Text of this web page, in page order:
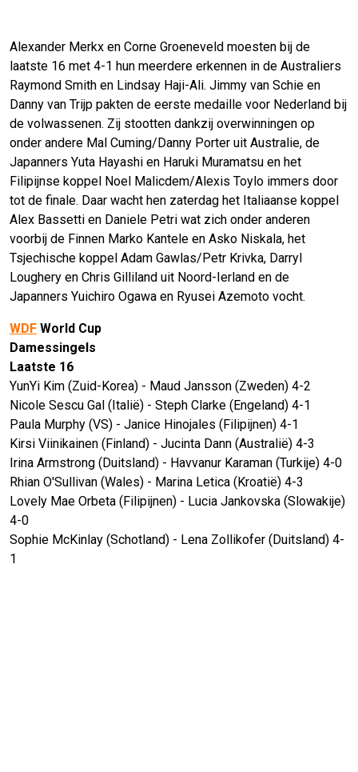
Alexander Merkx en Corne Groeneveld moesten bij de
laatste 16 met 4-1 hun meerdere erkennen in de Australiers
Raymond Smith en Lindsay Haji-Ali. Jimmy van Schie en
Danny van Trijp pakten de eerste medaille voor Nederland bij
de volwassenen. Zij stootten dankzij overwinningen op
onder andere Mal Cuming/Danny Porter uit Australie, de
Japanners Yuta Hayashi en Haruki Muramatsu en het
Filipijnse koppel Noel Malicdem/Alexis Toylo immers door
tot de finale. Daar wacht hen zaterdag het Italiaanse koppel
Alex Bassetti en Daniele Petri wat zich onder anderen
voorbij de Finnen Marko Kantele en Asko Niskala, het
Tsjechische koppel Adam Gawlas/Petr Krivka, Darryl
Loughery en Chris Gilliland uit Noord-Ierland en de
Japanners Yuichiro Ogawa en Ryusei Azemoto vocht.
WDF World Cup
Damessingels
Laatste 16
YunYi Kim (Zuid-Korea) - Maud Jansson (Zweden) 4-2
Nicole Sescu Gal (Italië) - Steph Clarke (Engeland) 4-1
Paula Murphy (VS) - Janice Hinojales (Filipijnen) 4-1
Kirsi Viinikainen (Finland) - Jucinta Dann (Australië) 4-3
Irina Armstrong (Duitsland) - Havvanur Karaman (Turkije) 4-0
Rhian O'Sullivan (Wales) - Marina Letica (Kroatië) 4-3
Lovely Mae Orbeta (Filipijnen) - Lucia Jankovska (Slowakije)
4-0
Sophie McKinlay (Schotland) - Lena Zollikofer (Duitsland) 4-
1